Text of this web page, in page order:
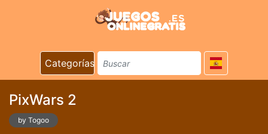
Categorías
PixWars 2
by Togoo